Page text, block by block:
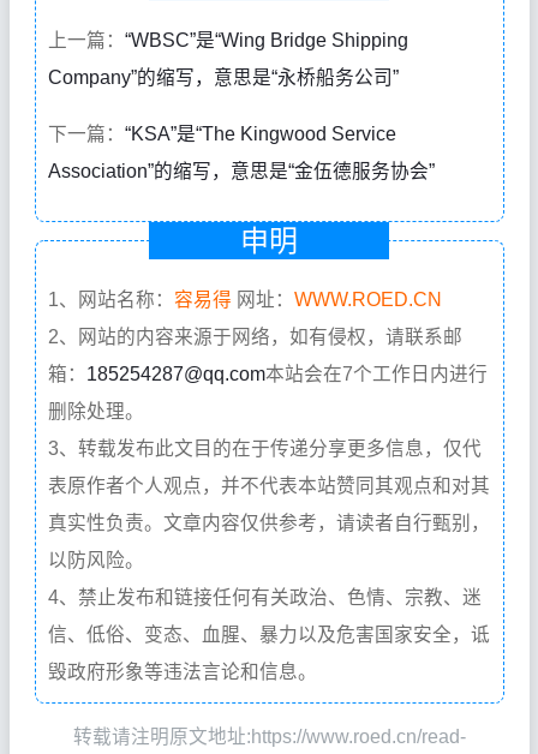
上一篇： “WBSC”是“Wing Bridge Shipping
Company”的缩写，意思是“永桥船务公司”
下一篇： “KSA”是“The Kingwood Service
Association”的缩写，意思是“金伍德服务协会”
申明
1、网站名称： 容易得 网址： WWW.ROED.CN
2、网站的内容来源于网络，如有侵权，请联系邮
箱： 185254287@qq.com本站会在7个工作日内进行
删除处理。
3、转载发布此文目的在于传递分享更多信息，仅代
表原作者个人观点，并不代表本站赞同其观点和对其
真实性负责。文章内容仅供参考，请读者自行甄别，
以防风险。
4、禁止发布和链接任何有关政治、色情、宗教、迷
信、低俗、变态、血腥、暴力以及危害国家安全，诋
毁政府形象等违法言论和信息。
转载请注明原文地址:https://www.roed.cn/read-